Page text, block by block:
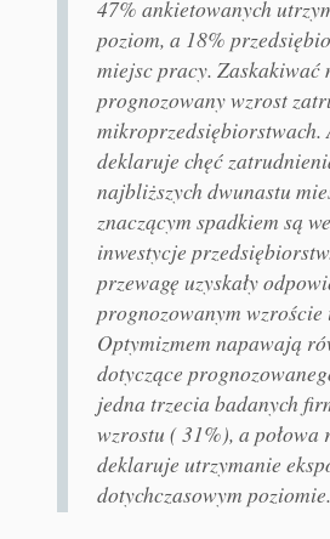
47% ankietowanych
poziom, a 18%
miejsc pracy. Zaskakiwać
prognozowany wzrost
mikroprzedsiębiorstwach.
deklaruje chęć
najbliższych dwunastu
znaczącym spadkiem są
inwestycje
przewagę uzyskały
prognozowanym wzroście
Optymizmem napawają
dotyczące
jedna trzecia badanych
wzrostu ( 31%), a połowa
deklaruje utrzymanie
dotychczasowym poziomie.